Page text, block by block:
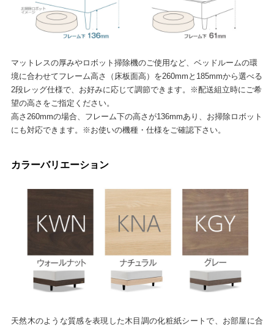
マットレスの厚みやロボット掃除機のご使用など、ベッドルームの環
境に合わせてフレーム高さ（床板面高）を260mmと185mmから選べる
2段レッグ仕様で、お好みに応じて調節できます。※配送組立時にご希
望の高さをご指定ください。
高さ260mmの場合、フレーム下の高さが136mmあり、お掃除ロボット
にも対応できます。※お使いの機種・仕様をご確認下さい。
カラーバリエーション
天然木のような質感を表現した木目調の化粧紙シートで、お部屋に合